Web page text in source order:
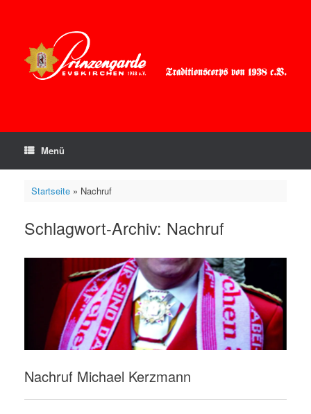
Menü
Startseite» Nachruf
Schlagwort-Archiv: Nachruf
Nachruf Michael Kerzmann